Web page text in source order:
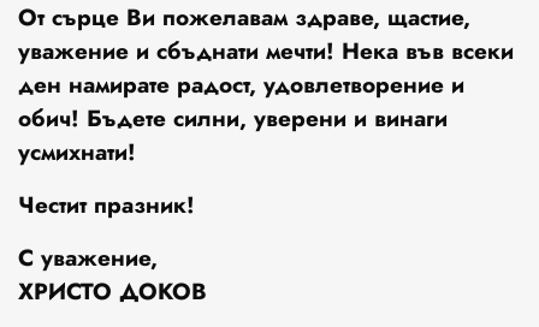
От сърце Ви пожелавам здраве, щастие,
уважение и сбъднати мечти! Нека във всеки
ден намирате радост, удовлетворение и
обич! Бъдете силни, уверени и винаги
усмихнати!
Честит празник!
С уважение,
ХРИСТО ДОКОВ